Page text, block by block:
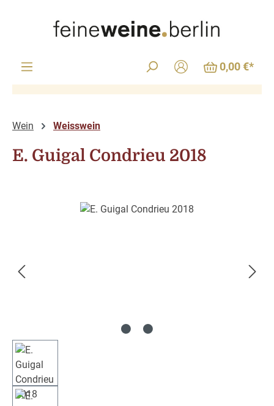
0,00 €*
Wein Weisswein
E. Guigal Condrieu 2018
Bildergalerie überspringen